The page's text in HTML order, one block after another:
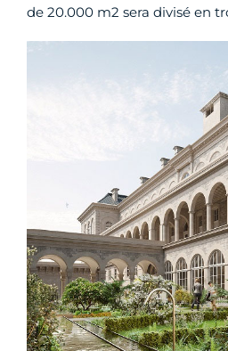
de 20.000 m2 sera divisé en